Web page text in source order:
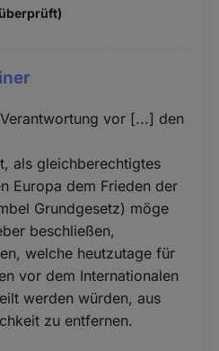
vor [...] den
als gleichberechtigtes
Europa dem Frieden der
Grundgesetz) möge
beschließen,
welche heutzutage für
vor dem Internationalen
werden würden, aus
zu entfernen.